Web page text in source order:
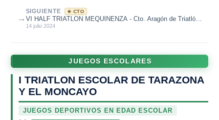
SIGUIENTE ★ CTO
VI HALF TRIATLON MEQUINENZA - Cto. Aragón de Triatlón
M.D. 2024
14 julio 2024
→
JUEGOS ESCOLARES
I TRIATLON ESCOLAR DE TARAZONA
Y EL MONCAYO
JUEGOS DEPORTIVOS EN EDAD ESCOLAR